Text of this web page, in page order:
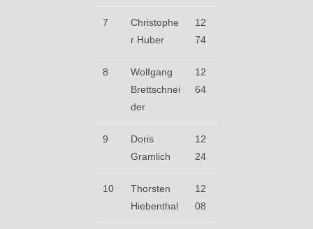
7
Christophe
r Huber
12
74
8
Wolfgang
Brettschnei
der
12
64
9
Doris
Gramlich
12
24
10
Thorsten
Hiebenthal
12
08